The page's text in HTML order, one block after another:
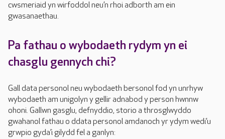
cwsmeriaid yn wirfoddol neu’n rhoi adborth am ein
gwasanaethau.
Pa fathau o wybodaeth rydym yn ei
chasglu gennych chi?
Gall data personol neu wybodaeth bersonol fod yn unrhyw
wybodaeth am unigolyn y gellir adnabod y person hwnnw
ohoni. Gallwn gasglu, defnyddio, storio a throsglwyddo
gwahanol fathau o ddata personol amdanoch yr ydym wedi’u
grwpio gyda’i gilydd fel a ganlyn: